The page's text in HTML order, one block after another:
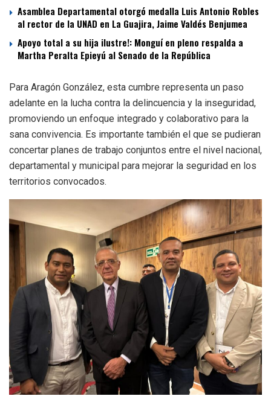
Asamblea Departamental otorgó medalla Luis Antonio Robles
al rector de la UNAD en La Guajira, Jaime Valdés Benjumea
Apoyo total a su hija ilustre!: Monguí en pleno respalda a
Martha Peralta Epieyú al Senado de la República
Para Aragón González, esta cumbre representa un paso
adelante en la lucha contra la delincuencia y la inseguridad,
promoviendo un enfoque integrado y colaborativo para la
sana convivencia. Es importante también el que se pudieran
concertar planes de trabajo conjuntos entre el nivel nacional,
departamental y municipal para mejorar la seguridad en los
territorios convocados.